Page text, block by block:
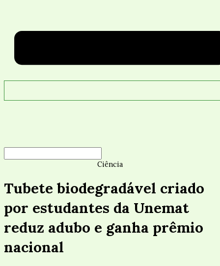
Ciência
Tubete biodegradável criado
por estudantes da Unemat
reduz adubo e ganha prêmio
nacional